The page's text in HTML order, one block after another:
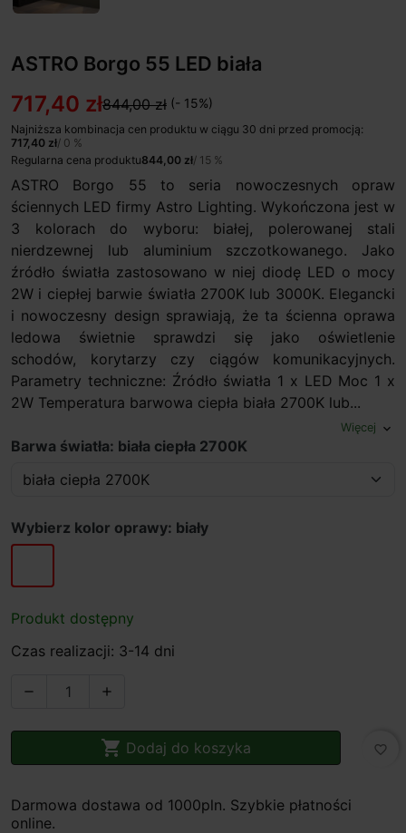
ASTRO Borgo 55 LED biała
717,40 zł844,00 zł (- 15%)
Najniższa kombinacja cen produktu w ciągu 30 dni przed promocją:
717,40 zł/ 0 %
Regularna cena produktu844,00 zł/ 15 %
ASTRO Borgo 55 to seria nowoczesnych opraw
ściennych LED firmy Astro Lighting. Wykończona jest w
3 kolorach do wyboru: białej, polerowanej stali
nierdzewnej lub aluminium szczotkowanego. Jako
źródło światła zastosowano w niej diodę LED o mocy
2W i ciepłej barwie światła 2700K lub 3000K. Elegancki
i nowoczesny design sprawiają, że ta ścienna oprawa
ledowa świetnie sprawdzi się jako oświetlenie
schodów, korytarzy czy ciągów komunikacyjnych.
Parametry techniczne: Źródło światła 1 x LED Moc 1 x
2W Temperatura barwowa ciepła biała 2700K lub...
Więcej expand_more
Barwa światła: biała ciepła 2700K
Wybierz kolor oprawy: biały
biały
Produkt dostępny
Czas realizacji: 3-14 dni
 
 Dodaj do koszyka favorite_border
Darmowa dostawa od 1000pln. Szybkie płatności
online.